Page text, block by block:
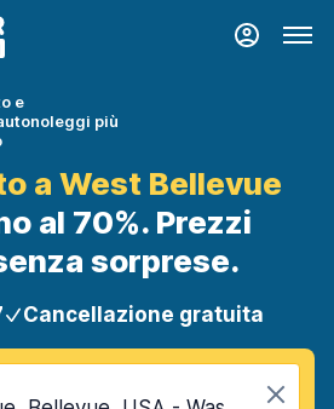
e
più
a West Bellevue
al 70%. Prezzi
sorprese.
Cancellazione gratuita